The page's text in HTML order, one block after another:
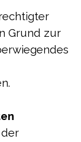
Grund zur